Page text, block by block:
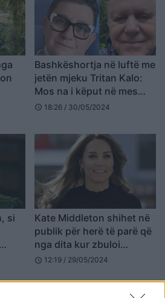
Bashkëshortja në luftë me
jetën mjeku Tritan Kalo:
Mos na i këput në mes
ëndrrat e kësaj jete
schedule 18:26 / 30/05/2024
si
Kate Middleton shihet në
publik për herë të parë që
nga dita kur zbuloi
diagnozën e kancerit
schedule 12:19 / 29/05/2024